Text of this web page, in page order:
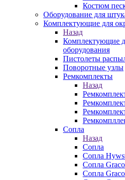
Костюм
Оборудование для
Комплектующие для
Назад
Комплектующие
оборудования
Пистолеты
Поворотные узлы
Ремкомплекты
Назад
Сопла
Назад
Сопла
Сопла
Сопла
Сопла